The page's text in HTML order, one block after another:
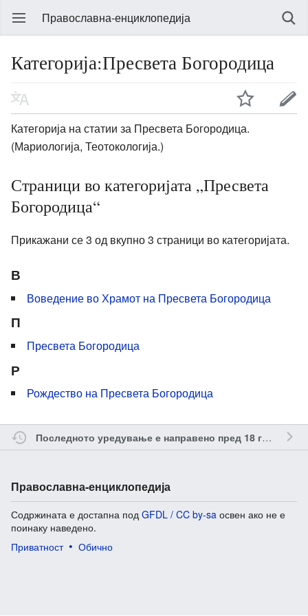
Православна-енциклопедија
Категорија:Пресвета Богородица
Категорија на статии за Пресвета Богородица.
(Мариологија, Теотокологија.)
Страници во категоријата „Пресвета
Богородица“
Прикажани се 3 од вкупно 3 страници во категоријата.
В
Воведение во Храмот на Пресвета Богородица
П
Пресвета Богородица
Р
Рождество на Пресвета Богородица
Последното уредување е направено пред 18 години од
Православна-енциклопедија
Содржината е достапна под GFDL / CC by-sa освен ако не е
поинаку наведено.
Приватност
Обично